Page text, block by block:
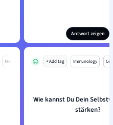
Antwort zeigen
Mo + Add tag Immunology
Wie kannst Du Dein
stärken?